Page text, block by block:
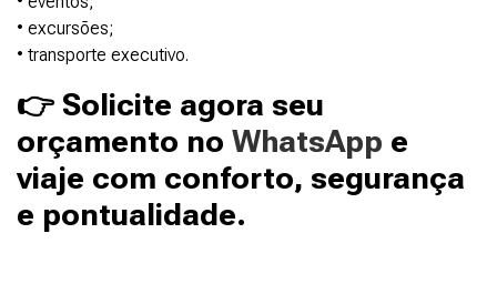
• excursões;
• transporte executivo.
👉 Solicite agora seu
orçamento no WhatsApp e
viaje com conforto, segurança
e pontualidade.